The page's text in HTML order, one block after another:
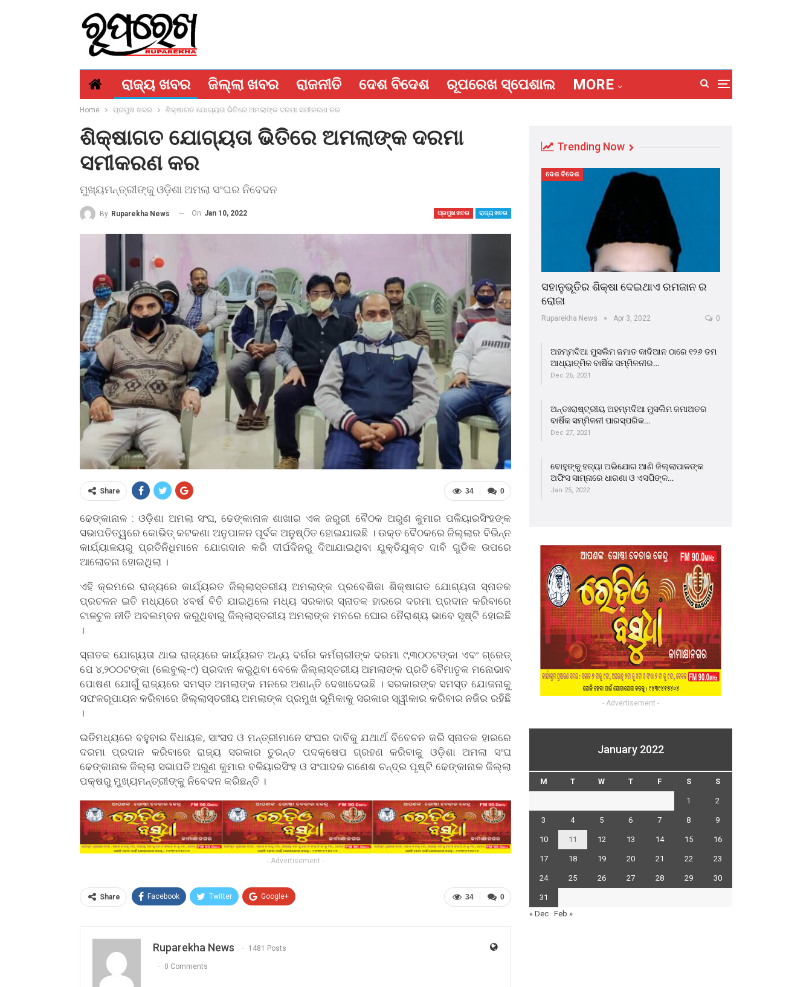
ରାଜ୍ୟ ଖବର ଜିଲ୍ଲା ଖବର ରାଜନୀତି ଦେଶ ବିଦେଶ ରୂପରେଖ ସ୍ପେଶାଲ MORE
Home ପ୍ରମୁଖ ଖବର ଶିକ୍ଷାଗତ ଯୋଗ୍ୟତା ଭିତିରେ ଅମଲାଙ୍କ ଦରମା ସମୀକରଣ କର
ଶିକ୍ଷାଗତ ଯୋଗ୍ୟତା ଭିତିରେ ଅମଲାଙ୍କ ଦରମା
ସମୀକରଣ କର
ମୁଖ୍ୟମନ୍ତ୍ରୀଙ୍କୁ ଓଡ଼ିଶା ଅମଲା ସଂଘର ନିବେଦନ
ପ୍ରମୁଖ ଖବର ରାଜ୍ୟ ଖବର
By Ruparekha News On Jan 10, 2022
0
34
Share
ଢେଙ୍କାନାଳ : ଓଡ଼ିଶା ଅମଲା ସଂଘ, ଢେଙ୍କାନାଳ ଶାଖାର ଏକ ଜରୁରୀ ବୈଠକ ଅରୁଣ କୁମାର ପଳିୟାରସିଂହଙ୍କ
ସଭାପତିତ୍ୱରେ କୋଭିଡ୍ କଟକଣା ଅନୁପାଳନ ପୂର୍ବକ ଅନୁଷ୍ଠିତ ହୋଇଯାଇଛି । ଉକ୍ତ ବୈଠକରେ ଜିଲ୍ଲାର ବିଭିନ୍ନ
କାର୍ଯ୍ୟାଳୟରୁ ପ୍ରତିନିଧିମାନେ ଯୋଗଦାନ କରି ଦୀର୍ଘଦିନରୁ ଦିଆଯାଇଥିବା ଯୁକ୍ତିଯୁକ୍ତ ଦାବି ଗୁଡିକ ଉପରେ
ଆଲୋଚନା ହୋଇଥିଲା ।
ଏହି କ୍ରମରେ ରାଜ୍ୟରେ କାର୍ଯ୍ୟରତ ଜିଲ୍ଲାସ୍ତରୀୟ ଅମଲାଙ୍କ ପ୍ରବେଶିକା ଶିକ୍ଷାଗତ ଯୋଗ୍ୟତା ସ୍ନାତକ
ପ୍ରଚଳନ ଇତି ମଧ୍ୟରେ ୪ବର୍ଷ ବିତି ଯାଇଥିଲେ ମଧ୍ୟ ସରକାର ସ୍ନାତକ ହାରରେ ଦରମା ପ୍ରଦାନ କରିବାରେ
ଟାଳଟୁଳ ନୀତି ଅବଲମ୍ବନ କରୁଥିବାରୁ ଜିଲ୍ଲାସ୍ତରୀୟ ଅମଲାଙ୍କ ମନରେ ଘୋର ନୈରାଶ୍ୟ ଭାବେ ସୃଷ୍ଟି ହୋଇଛି
।
ସ୍ନାତକ ଯୋଗ୍ୟତା ଥାଇ ରାଜ୍ୟରେ କାର୍ଯ୍ୟରତ ଅନ୍ୟ ବର୍ଗର କର୍ମଚାରୀଙ୍କ ଦରମା ୯,୩୦୦ଟଙ୍କା ଏବଂ ଗ୍ରେଡ୍
ପେ ୪,୨୦୦ଟଙ୍କା (ଲେବୁଲ୍-୯) ପ୍ରଦାନ କରୁଥିବା ବେଳେ ଜିଲ୍ଲାସ୍ତରୀୟ ଅମଲାଙ୍କ ପ୍ରତି ବୈମାତୃକ ମନୋଭାବ
ପୋଷଣ ଯୋଗୁଁ ରାଜ୍ୟରେ ସମସ୍ତ ଅମଲାଙ୍କ ମନରେ ଅଶାନ୍ତି ଦେଖାଦେଇଛି । ସରକାରଙ୍କ ସମସ୍ତ ଯୋଜନାକୁ
ସଫଳରୂପାୟନ କରିବାରେ ଜିଲ୍ଲାସ୍ତରୀୟ ଅମଲାଙ୍କ ପ୍ରମୁଖ ଭୂମିକାକୁ ସରକାର ସ୍ୱୀକାର କରିବାର ନଜିର ରହିଛି
।
ଇତିମଧ୍ୟରେ ବହୁବାର ବିଧାୟକ, ସାଂସଦ ଓ ମନ୍ତ୍ରୀମାନେ ସଂଘର ଦାବିକୁ ଯଥାର୍ଥ ବିବେଚନ କରି ସ୍ନାତକ ହାରରେ
ଦରମା ପ୍ରଦାନ କରିବାରେ ରାଜ୍ୟ ସରକାର ତୁରନ୍ତ ପଦକ୍ଷେପ ଗ୍ରହଣ କରିବାକୁ ଓଡ଼ିଶା ଅମଲା ସଂଘ
ଢେଙ୍କାନାଳ ଜିଲ୍ଲା ସଭାପତି ଅରୁଣ କୁମାର ବଳିୟାରସିଂହ ଓ ସଂପାଦକ ଗଣେଶ ଚନ୍ଦ୍ର ପୃଷ୍ଟି ଢେଙ୍କାନାଳ ଜିଲ୍ଲା
ପକ୍ଷରୁ ମୁଖ୍ୟମନ୍ତ୍ରୀଙ୍କୁ ନିବେଦନ କରିଛନ୍ତି ।
- Advertisement -
0
34
Share Facebook Twitter Google+
Ruparekha News 1481 Posts
0 Comments
Trending Now
ଦେଶ ବିଦେଶ
ସହାନୁଭୂତିର ଶିକ୍ଷା ଦେଇଥାଏ ରମଜାନ ର
ରୋଜା
Ruparekha News Apr 3, 2022 0
ଅହମ୍ମଦିଆ ମୁସଲିମ ଜମାତ କାଦିଆନ ଠାରେ ୧୨୬ ତମ
ଆଧ୍ୟାତ୍ମିକ ବାର୍ଷିକ ସମ୍ମିଳନୀର…
Dec 26, 2021
ଅନ୍ତଃରାଷ୍ଟ୍ରୀୟ ଅହମ୍ମଦିଆ ମୁସଲିମ ଜମାଅତର
ବାର୍ଷିକ ସମ୍ମିଳନୀ ପାରସ୍ପରିକ…
Dec 27, 2021
ବୋହୁଙ୍କୁ ହତ୍ୟା ଅଭିଯୋଗ ଆଣି ଜିଲ୍ଲାପାଳଙ୍କ
ଅଫିସ ସାମ୍ନାରେ ଧାରଣା ଓ ଏସପିଙ୍କ…
Jan 25, 2022
- Advertisement -
January 2022
M T W T F S S
1 2
3 4 5 6 7 8 9
10 11 12 13 14 15 16
17 18 19 20 21 22 23
24 25 26 27 28 29 30
31
« Dec
Feb »